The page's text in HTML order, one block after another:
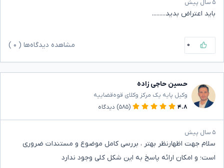
۵ سال پیش
باید اعتراض بدید.........
۰ مشاهده دیدگاه‌ها ( ۰
حسین حاجی زاده
وکیل پایه یک مرکز وکلای قوه‌قضاییه
۴.۸
(۵۸۵) دیدگاه
۵ سال پیش
سلام جهت اظهارنظر بهتر ، بررسی کامل موضوع و مستندات ضروری
است؛ و امکان ارائه پاسخ به این شکل کلی وجود ندارد